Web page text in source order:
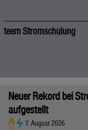
teem Stromschulung
Neuer Rekord bei
aufgestellt
7. August 2026